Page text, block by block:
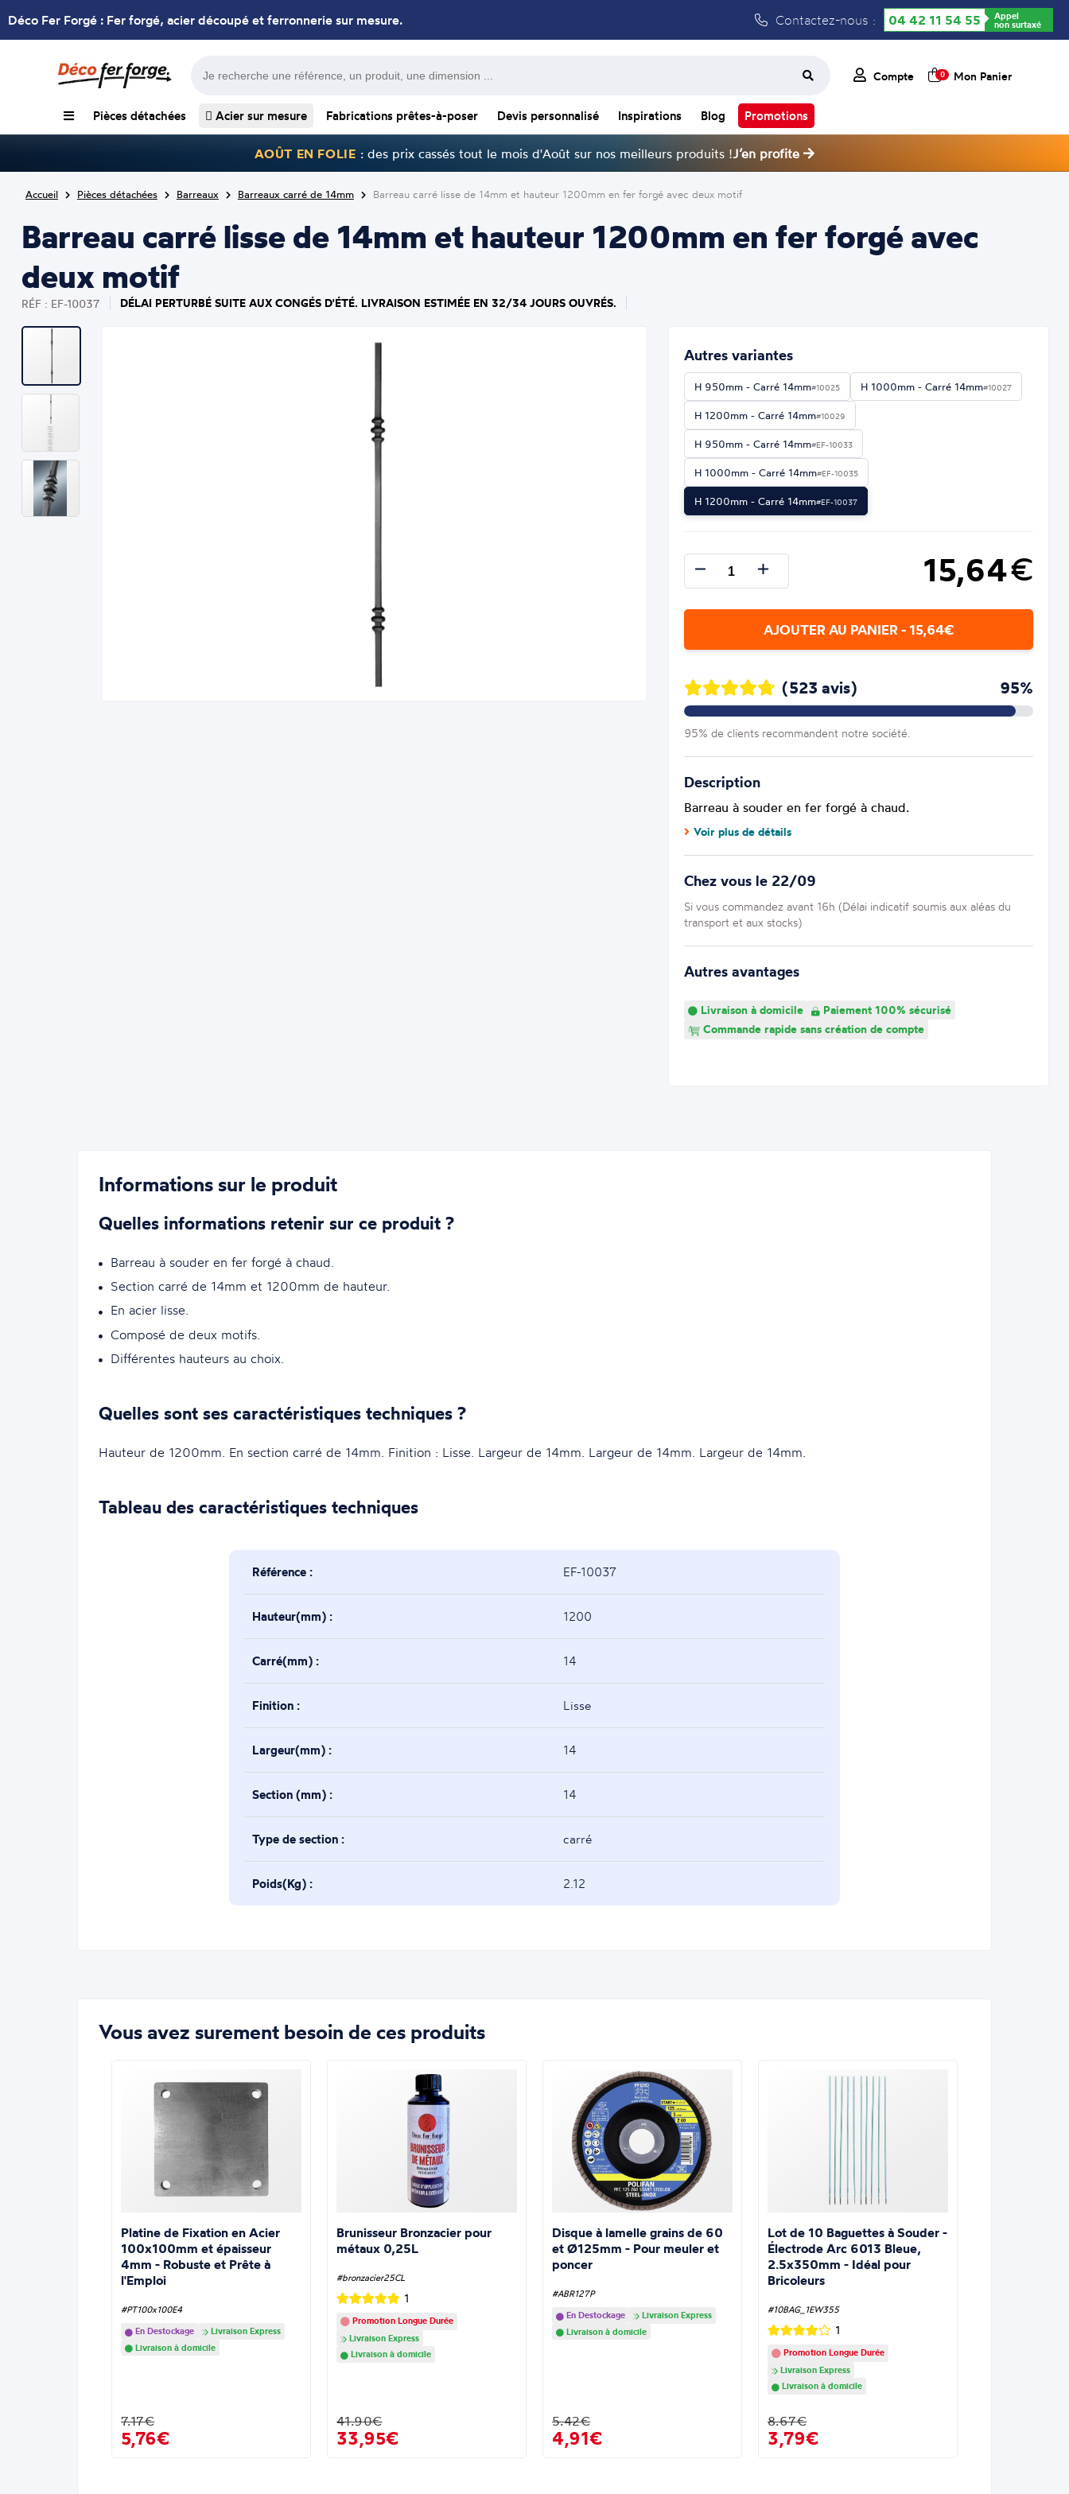
Déco Fer Forgé : Fer forgé, acier découpé et ferronnerie sur mesure. Contactez-nous : 04 42 11 54 55 Appel
non surtaxé
Compte 0 Mon Panier
Pièces détachées Acier sur mesure Fabrications prêtes-à-poser Devis personnalisé Inspirations Blog Promotions
AOÛT EN FOLIE : des prix cassés tout le mois d'Août sur nos meilleurs produits !J’en profite
Accueil Pièces détachées Barreaux Barreaux carré de 14mm Barreau carré lisse de 14mm et hauteur 1200mm en fer forgé avec deux motif
Barreau carré lisse de 14mm et hauteur 1200mm en fer forgé avec
deux motif
RÉF : EF-10037 DÉLAI PERTURBÉ SUITE AUX CONGÉS D'ÉTÉ. LIVRAISON ESTIMÉE EN 32/34 JOURS OUVRÉS.
Autres variantes
H 950mm - Carré 14mm#10025 H 1000mm - Carré 14mm#10027
H 1200mm - Carré 14mm#10029
H 950mm - Carré 14mm#EF-10033
H 1000mm - Carré 14mm#EF-10035
H 1200mm - Carré 14mm#EF-10037
15,64€
AJOUTER AU PANIER - 15,64€
(523 avis) 95%
95% de clients recommandent notre société.
Description
Barreau à souder en fer forgé à chaud.
Voir plus de détails
Chez vous le 22/09
Si vous commandez avant 16h (Délai indicatif soumis aux aléas du
transport et aux stocks)
Autres avantages
Livraison à domicile
Paiement 100% sécurisé
Commande rapide sans création de compte
Informations sur le produit
Quelles informations retenir sur ce produit ?
Barreau à souder en fer forgé à chaud.
Section carré de 14mm et 1200mm de hauteur.
En acier lisse.
Composé de deux motifs.
Différentes hauteurs au choix.
Quelles sont ses caractéristiques techniques ?
Hauteur de 1200mm. En section carré de 14mm. Finition : Lisse. Largeur de 14mm. Largeur de 14mm. Largeur de 14mm.
Tableau des caractéristiques techniques
Référence : EF-10037
Hauteur(mm) : 1200
Carré(mm) : 14
Finition : Lisse
Largeur(mm) : 14
Section (mm) : 14
Type de section : carré
Poids(Kg) : 2.12
Vous avez surement besoin de ces produits
Platine de Fixation en Acier
100x100mm et épaisseur
4mm - Robuste et Prête à
l'Emploi
#PT100x100E4
En Destockage
Livraison Express
Livraison à domicile
7.17€
5,76€
Brunisseur Bronzacier pour
métaux 0,25L
#bronzacier25CL
1
Promotion Longue Durée
Livraison Express
Livraison à domicile
41.90€
33,95€
Disque à lamelle grains de 60
et Ø125mm - Pour meuler et
poncer
#ABR127P
En Destockage
Livraison Express
Livraison à domicile
5.42€
4,91€
Lot de 10 Baguettes à Souder -
Électrode Arc 6013 Bleue,
2.5x350mm - Idéal pour
Bricoleurs
#10BAG_1EW355
1
Promotion Longue Durée
Livraison Express
Livraison à domicile
8.67€
3,79€